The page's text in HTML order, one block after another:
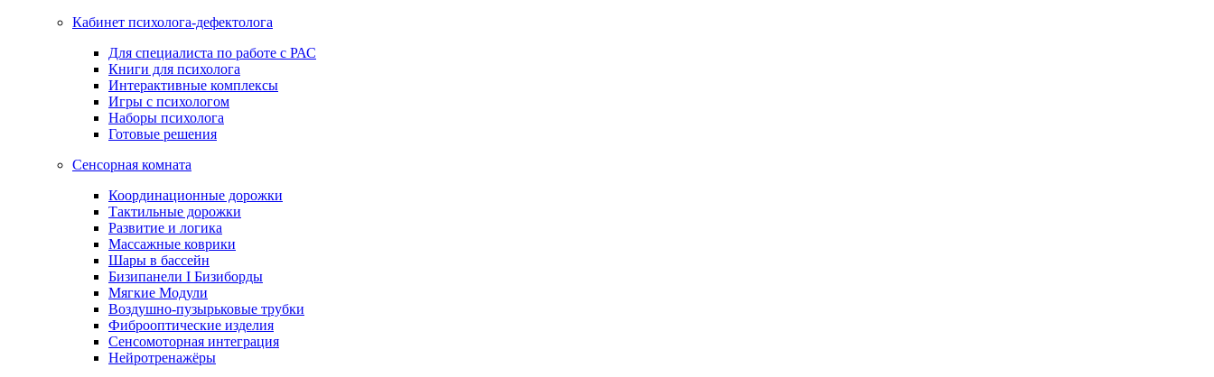
Кабинет психолога-дефектолога
Для специалиста по работе с РАС
Книги для психолога
Интерактивные комплексы
Игры с психологом
Наборы психолога
Готовые решения
Сенсорная комната
Координационные дорожки
Тактильные дорожки
Развитие и логика
Массажные коврики
Шары в бассейн
Бизипанели I Бизиборды
Мягкие Модули
Воздушно-пузырьковые трубки
Фиброоптические изделия
Сенсомоторная интеграция
Нейротренажёры